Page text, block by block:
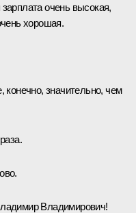
очень высокая,
хорошая.
конечно, значительно, чем
Владимирович!